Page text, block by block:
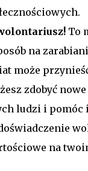
To
na
może
zdobyć
ludzi i pomóc
na